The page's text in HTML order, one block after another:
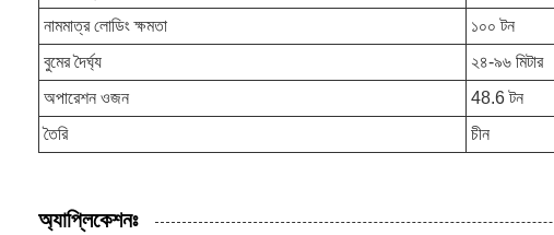
নামমাত্র লোডিং ক্ষমতা
১০০ টন
বুমের দৈর্ঘ্য
২৪-৯৬ মিটার
অপারেশন ওজন
48.6 টন
তৈরি
চীন
অ্যাপ্লিকেশনঃ